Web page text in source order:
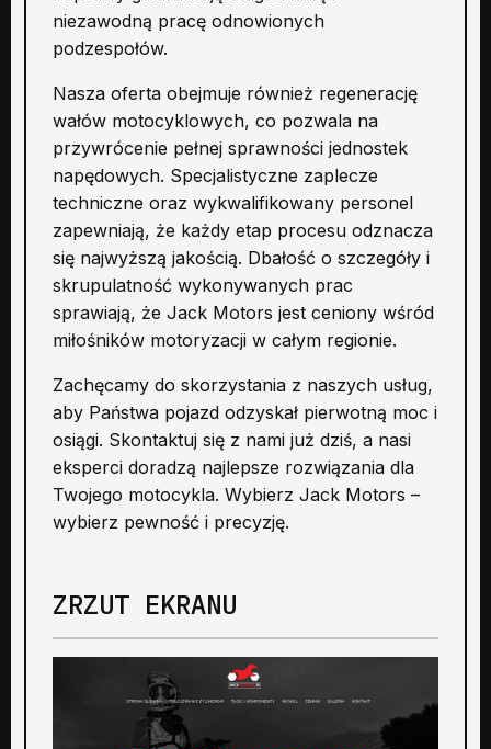
niezawodną pracę odnowionych
podzespołów.
Nasza oferta obejmuje również regenerację
wałów motocyklowych, co pozwala na
przywrócenie pełnej sprawności jednostek
napędowych. Specjalistyczne zaplecze
techniczne oraz wykwalifikowany personel
zapewniają, że każdy etap procesu odznacza
się najwyższą jakością. Dbałość o szczegóły i
skrupulatność wykonywanych prac
sprawiają, że Jack Motors jest ceniony wśród
miłośników motoryzacji w całym regionie.
Zachęcamy do skorzystania z naszych usług,
aby Państwa pojazd odzyskał pierwotną moc i
osiągi. Skontaktuj się z nami już dziś, a nasi
eksperci doradzą najlepsze rozwiązania dla
Twojego motocykla. Wybierz Jack Motors –
wybierz pewność i precyzję.
ZRZUT EKRANU